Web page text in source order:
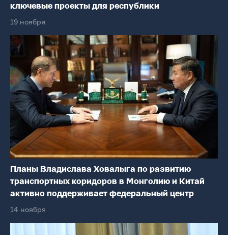
ключевые проекты для республики
19 ноября
Планы Владислава Ховалыга по развитию
транспортных коридоров в Монголию и Китай
активно поддерживает федеральный центр
14 ноября